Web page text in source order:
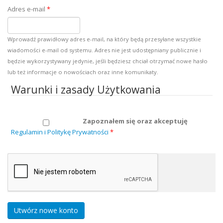
Adres e-mail *
Wprowadź prawidłowy adres e-mail, na który będą przesyłane wszystkie
wiadomości e-mail od systemu. Adres nie jest udostępniany publicznie i
będzie wykorzystywany jedynie, jeśli będziesz chciał otrzymać nowe hasło
lub też informacje o nowościach oraz inne komunikaty.
Warunki i zasady Użytkowania
Zapoznałem się oraz akceptuję
Regulamin i Politykę Prywatności *